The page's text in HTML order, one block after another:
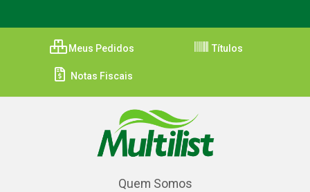
Meus Pedidos Títulos
Notas Fiscais
Quem Somos